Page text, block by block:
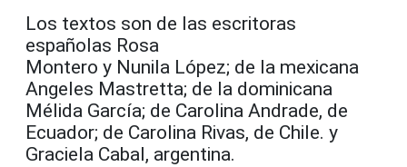
Los textos son de las escritoras
españolas Rosa
Montero y Nunila López; de la mexicana
Angeles Mastretta; de la dominicana
Mélida García; de Carolina Andrade, de
Ecuador; de Carolina Rivas, de Chile. y
Graciela Cabal, argentina.